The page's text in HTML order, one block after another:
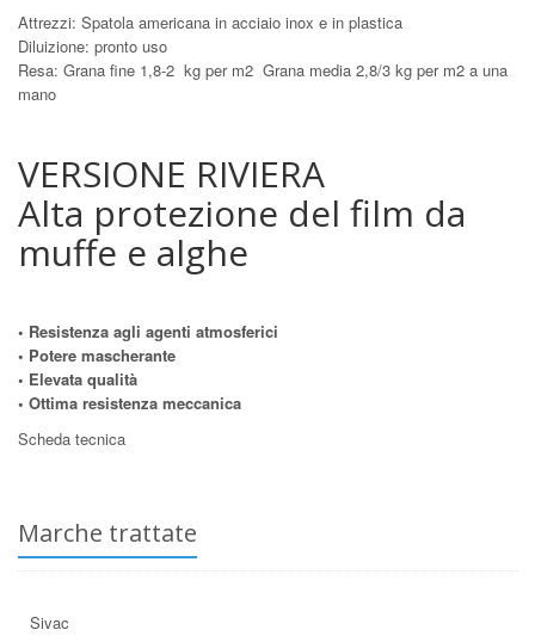
Attrezzi: Spatola americana in acciaio inox e in plastica
Diluizione: pronto uso
Resa: Grana fine 1,8-2 kg per m2 Grana media 2,8/3 kg per m2 a una
mano
VERSIONE RIVIERA
Alta protezione del film da
muffe e alghe
• Resistenza agli agenti atmosferici
• Potere mascherante
• Elevata qualità
• Ottima resistenza meccanica
Scheda tecnica
Marche trattate
Sivac